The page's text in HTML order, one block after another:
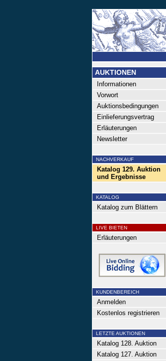
AUKTIONEN
Informationen
Vorwort
Auktionsbedingungen
Einlieferungsvertrag
Erläuterungen
Newsletter
NACHVERKAUF
Katalog 129. Auktion
und Ergebnisse
KATALOG
Katalog zum Blättern
LIVE BIETEN
Erläuterungen
KUNDENBEREICH
Anmelden
Kostenlos registrieren
LETZTE AUKTIONEN
Katalog 128. Auktion
Katalog 127. Auktion